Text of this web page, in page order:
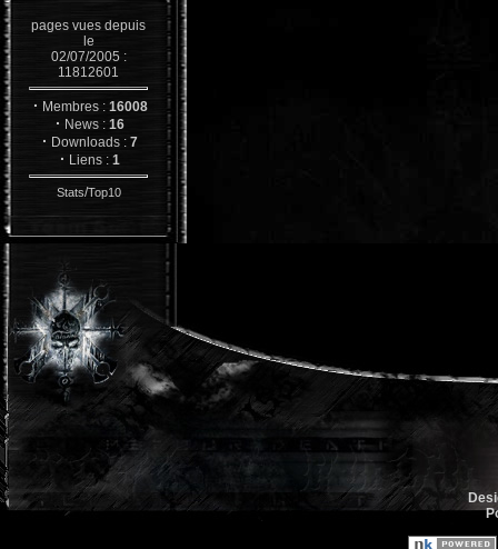
pages vues depuis
le
02/07/2005 :
11812601
· Membres : 16008
· News : 16
· Downloads : 7
· Liens : 1
Stats/Top10